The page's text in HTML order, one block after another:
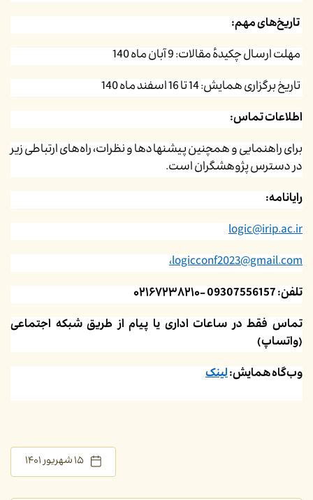
تاریخ‌های مهم:
مهلت ارسال چکیدهٔ مقالات: 9 آبان ماه 140
تاریخ برگزاری همایش: 14 تا 16 اسفند ماه 140
اطلاعات تماس:
برای راهنمایی و همچنین پیشنهادها و نظرات، راه‌های ارتباطی زیر
دردسترس پژوهشگران است.
رایانامه:
logic@irip.ac.ir
logicconf2023@gmail.com،
تلفن:09307556157-۰۲۱۶۷۲۳۸۲۱۰
تماس فقط در ساعات اداری یا پیام از طریق شبکه اجتماعی
(واتساپ)
وب‌گاه همایش:لینک
۱۵ شهریور ۱۴۰۱